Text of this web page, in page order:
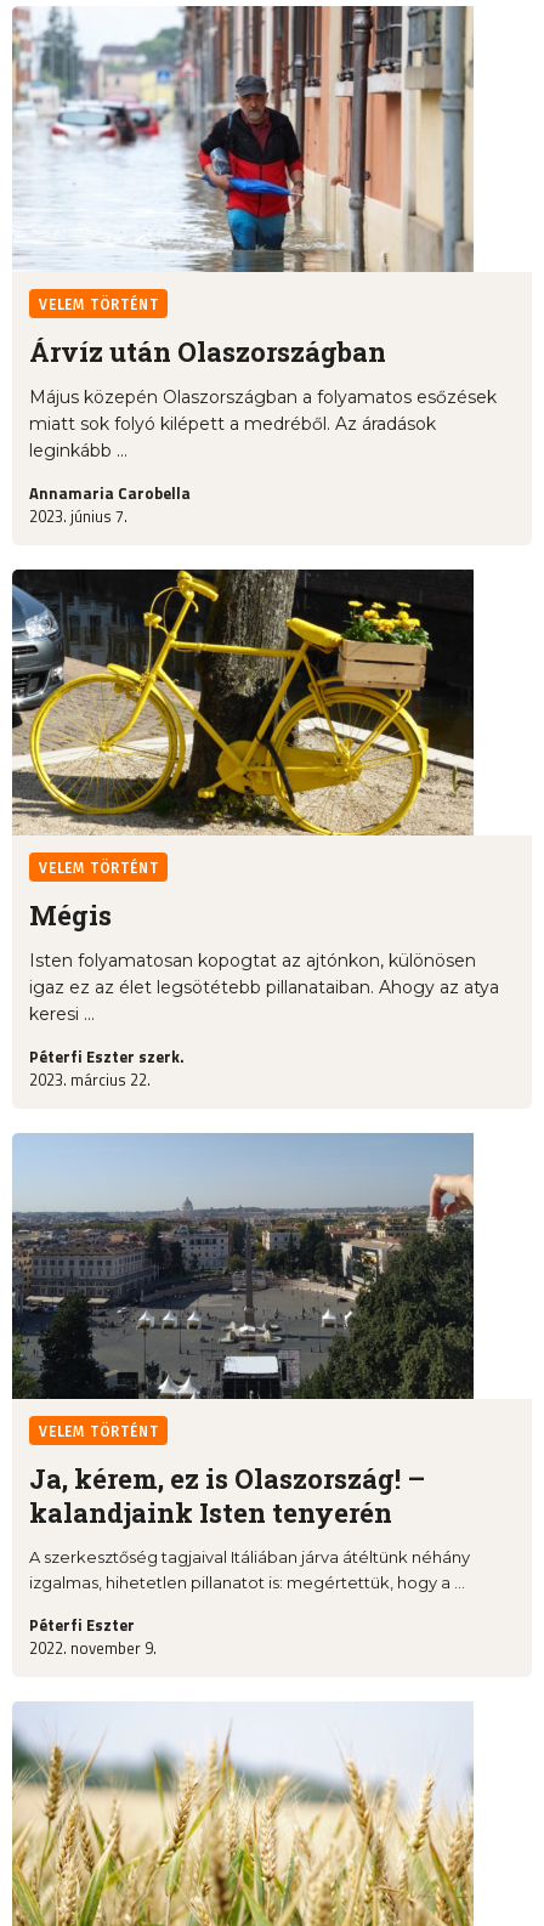
VELEM TÖRTÉNT
Árvíz után Olaszországban
Május közepén Olaszországban a folyamatos esőzések
miatt sok folyó kilépett a medréből. Az áradások
leginkább ...
Annamaria Carobella
2023. június 7.
VELEM TÖRTÉNT
Mégis
Isten folyamatosan kopogtat az ajtónkon, különösen
igaz ez az élet legsötétebb pillanataiban. Ahogy az atya
keresi ...
Péterfi Eszter szerk.
2023. március 22.
VELEM TÖRTÉNT
Ja, kérem, ez is Olaszország! –
kalandjaink Isten tenyerén
A szerkesztőség tagjaival Itáliában járva átéltünk néhány
izgalmas, hihetetlen pillanatot is: megértettük, hogy a ...
Péterfi Eszter
2022. november 9.